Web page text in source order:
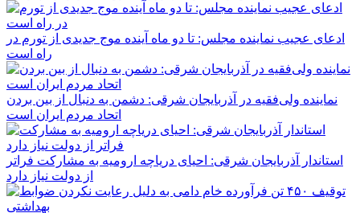
ادعای عجیب نماینده مجلس: تا دو ماه آینده موج جدیدی از تورم در
راه است
نماینده ولی‌فقیه در آذربایجان شرقی: دشمن به دنبال از بین بردن
اتحاد مردم ایران است
استاندار آذربایجان شرقی: احیای دریاچه ارومیه به مشارکت فراتر
از دولت نیاز دارد